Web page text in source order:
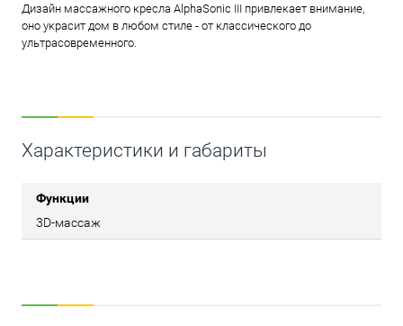
Дизайн массажного кресла AlphaSonic III привлекает внимание,
оно украсит дом в любом стиле - от классического до
ультрасовременного.
Характеристики и габариты
Функции
3D-массаж